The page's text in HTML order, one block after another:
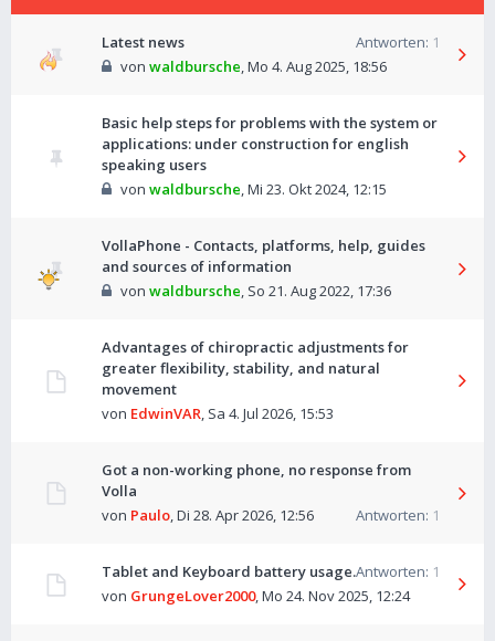
Latest news Antworten: 1
von waldbursche,Mo 4. Aug 2025, 18:56
Basic help steps for problems with the system or
applications: under construction for english
speaking users
von waldbursche,Mi 23. Okt 2024, 12:15
VollaPhone - Contacts, platforms, help, guides
and sources of information
von waldbursche, So 21. Aug 2022, 17:36
Advantages of chiropractic adjustments for
greater flexibility, stability, and natural
movement
von EdwinVAR, Sa 4. Jul 2026, 15:53
Got a non-working phone, no response from
Volla
Antworten: 1
von Paulo,Di 28. Apr 2026, 12:56
Tablet and Keyboard battery usage.Antworten: 1
von GrungeLover2000,Mo 24. Nov 2025, 12:24